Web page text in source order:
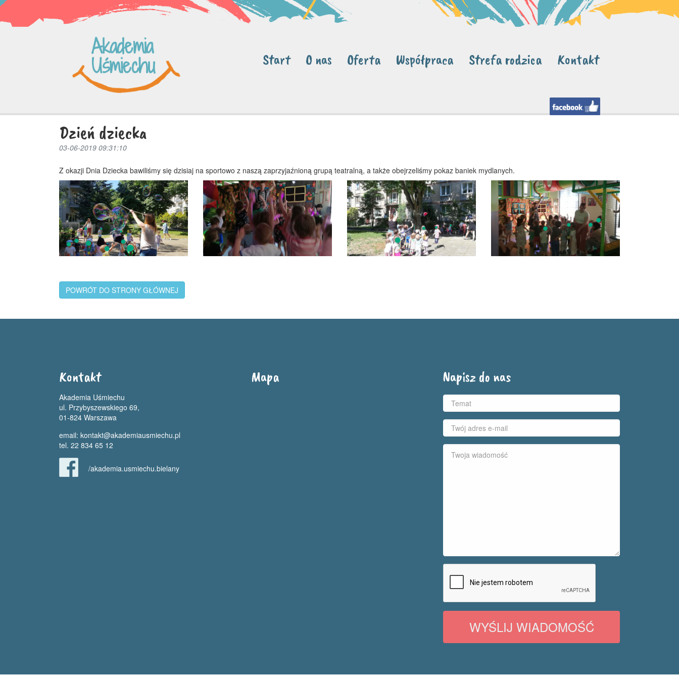
Start O nas Oferta Współpraca Strefa rodzica Kontakt
Dzień dziecka
03-06-2019 09:31:10
Z okazji Dnia Dziecka bawiliśmy się dzisiaj na sportowo z naszą zaprzyjaźnioną grupą teatralną, a także obejrzeliśmy pokaz baniek mydlanych.
POWRÓT DO STRONY GŁÓWNEJ
Kontakt
Akademia Uśmiechu
ul. Przybyszewskiego 69,
01-824 Warszawa
email: kontakt@akademiausmiechu.pl
tel. 22 834 65 12
/akademia.usmiechu.bielany
Mapa Napisz do nas